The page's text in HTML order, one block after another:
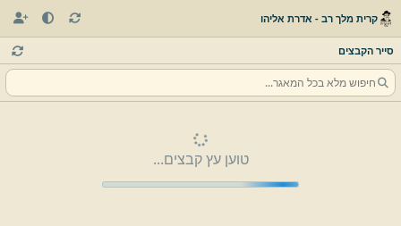
קרית מלך רב - אדרת אליהו
סייר הקבצים
טוען עץ קבצים...